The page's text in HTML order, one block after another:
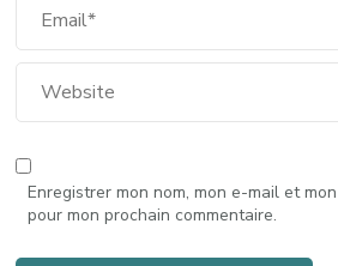
Enregistrer mon nom, mon e-mail et
pour mon prochain commentaire.